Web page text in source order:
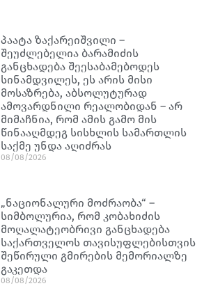
პაატა ზაქარეიშვილი –
შეუძლებელია ბარამიძის
განცხადება შეესაბამებოდეს
სინამდვილეს, ეს არის მისი
მოსაზრება, აბსოლუტურად
ამოვარდნილი რეალობიდან – არ
მიმაჩნია, რომ ამის გამო მის
წინააღმდეგ სისხლის სამართლის
საქმე უნდა აღიძრას
08/08/2026
„ნაციონალური მოძრაობა“ –
სიმბოლურია, რომ კობახიძის
მოღალატეობრივი განცხადება
საქართველოს თავისუფლებისთვის
შეწირული გმირების მემორიალზე
გაკეთდა
08/08/2026